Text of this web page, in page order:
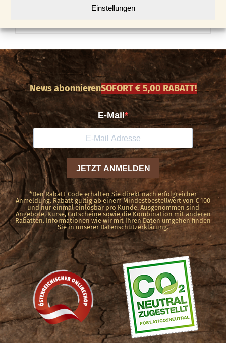
Einstellungen
News abonnierenSOFORT € 5,00 RABATT!
*Den Rabatt-Code erhalten Sie direkt nach erfolgreicher
Anmeldung. Rabatt gültig ab einem Mindestbestellwert von € 100
und nur einmal einlösbar pro Kunde. Ausgenommen sind
Angebote, Kurse, Gutscheine sowie die Kombination mit anderen
Rabatten. Informationen wie wir mit Ihren Daten umgehen finden
Sie in unserer Datenschutzerklärung.